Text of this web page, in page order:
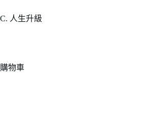
至
容
C. 人生升級
購物車